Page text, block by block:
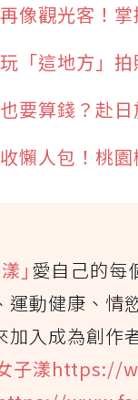
像觀光客！
「這地方」
要算錢？赴
懶人包！桃
｣ 愛自己的每
運動健康、情
加入成為創作
子漾https://